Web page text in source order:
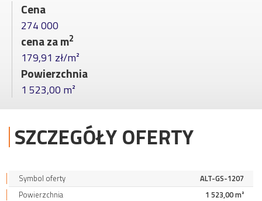
Cena
274 000
cena za m2
179,91 zł/m²
Powierzchnia
1 523,00 m²
SZCZEGÓŁY OFERTY
Symbol oferty
ALT-GS-1207
Powierzchnia
1 523,00 m²